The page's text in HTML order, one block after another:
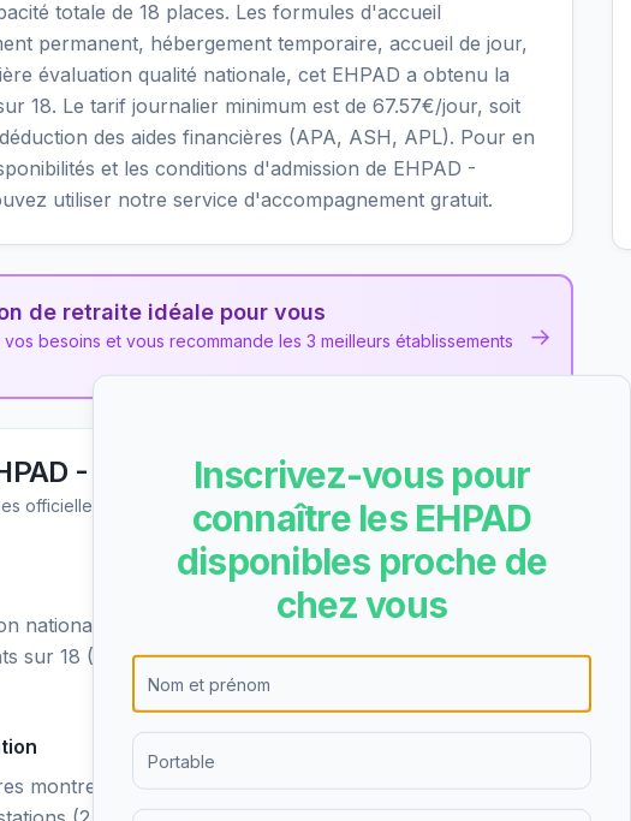
totale de 18 places. Les formules d'accueil
permanent, hébergement temporaire, accueil de jour,
évaluation qualité nationale, cet EHPAD a obtenu la
18. Le tarif journalier minimum est de 67.57€/jour, soit
des aides financières (APA, ASH, APL). Pour en
et les conditions d'admission de EHPAD -
utiliser notre service d'accompagnement gratuit.
de retraite idéale pour vous
besoins et vous recommande les 3 meilleurs établissements
→
- Résidence Chandalon
officielles et des avis collectés pour cet EHPAD public situé à
nationale, EHPAD - Résidence Chandalon a obtenu la
sur 18 (6%). Des axes d'amélioration ont été identifiés
montre les résultats suivants pour EHPAD - Résidence
Inscrivez-vous pour
connaître les EHPAD
disponibles proche de
chez vous